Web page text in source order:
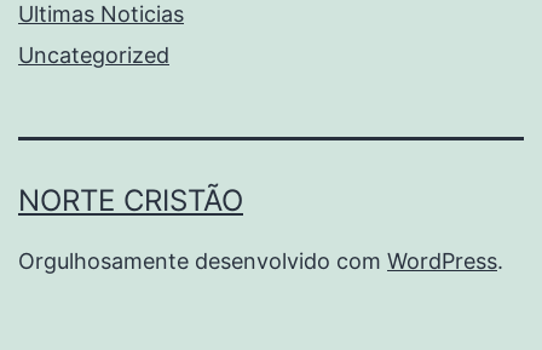
Ultimas Noticias
Uncategorized
NORTE CRISTÃO
Orgulhosamente desenvolvido com WordPress.